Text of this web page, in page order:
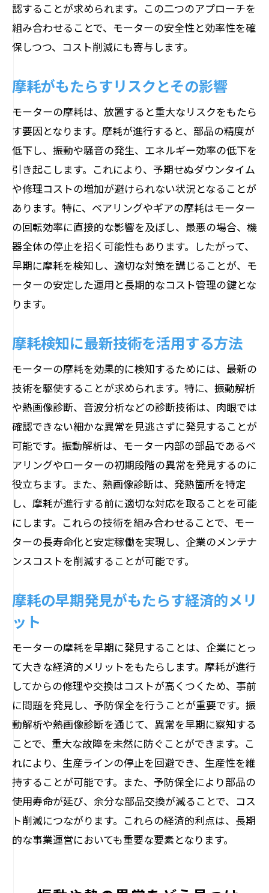
認することが求められます。この二つのアプローチを
組み合わせることで、モーターの安全性と効率性を確
保しつつ、コスト削減にも寄与します。
摩耗がもたらすリスクとその影響
モーターの摩耗は、放置すると重大なリスクをもたら
す要因となります。摩耗が進行すると、部品の精度が
低下し、振動や騒音の発生、エネルギー効率の低下を
引き起こします。これにより、予期せぬダウンタイム
や修理コストの増加が避けられない状況となることが
あります。特に、ベアリングやギアの摩耗はモーター
の回転効率に直接的な影響を及ぼし、最悪の場合、機
器全体の停止を招く可能性もあります。したがって、
早期に摩耗を検知し、適切な対策を講じることが、モ
ーターの安定した運用と長期的なコスト管理の鍵とな
ります。
摩耗検知に最新技術を活用する方法
モーターの摩耗を効果的に検知するためには、最新の
技術を駆使することが求められます。特に、振動解析
や熱画像診断、音波分析などの診断技術は、肉眼では
確認できない細かな異常を見逃さずに発見することが
可能です。振動解析は、モーター内部の部品であるベ
アリングやローターの初期段階の異常を発見するのに
役立ちます。また、熱画像診断は、発熱箇所を特定
し、摩耗が進行する前に適切な対応を取ることを可能
にします。これらの技術を組み合わせることで、モー
ターの長寿命化と安定稼働を実現し、企業のメンテナ
ンスコストを削減することが可能です。
摩耗の早期発見がもたらす経済的メリ
ット
モーターの摩耗を早期に発見することは、企業にとっ
て大きな経済的メリットをもたらします。摩耗が進行
してからの修理や交換はコストが高くつくため、事前
に問題を発見し、予防保全を行うことが重要です。振
動解析や熱画像診断を通じて、異常を早期に察知する
ことで、重大な故障を未然に防ぐことができます。こ
れにより、生産ラインの停止を回避でき、生産性を維
持することが可能です。また、予防保全により部品の
使用寿命が延び、余分な部品交換が減ることで、コス
ト削減につながります。これらの経済的利点は、長期
的な事業運営においても重要な要素となります。